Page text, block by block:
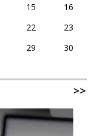
15
16
22
23
29
30